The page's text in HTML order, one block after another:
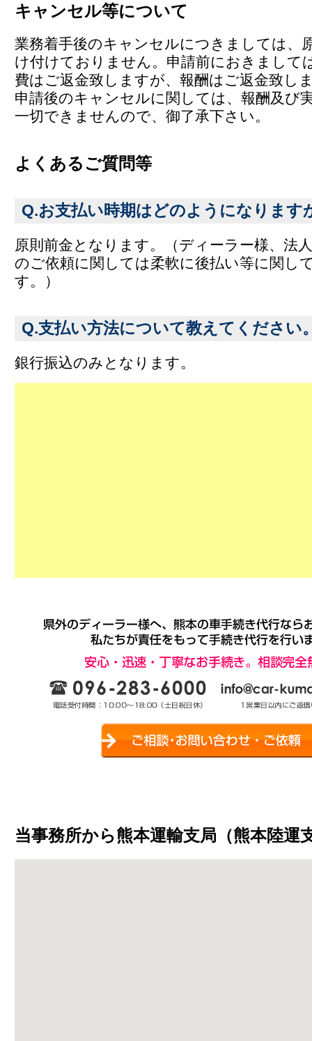
キャンセル等について
業務着手後のキャンセルにつきましては、
け付けておりません。申請前におきまして
費はご返金致しますが、報酬はご返金致し
申請後のキャンセルに関しては、報酬及び
一切できませんので、御了承下さい。
よくあるご質問等
Q.お支払い時期はどのようになります
原則前金となります。（ディーラー様、法
のご依頼に関しては柔軟に後払い等に関し
す。）
Q.支払い方法について教えてください
銀行振込のみとなります。
当事務所から熊本運輸支局（熊本陸運